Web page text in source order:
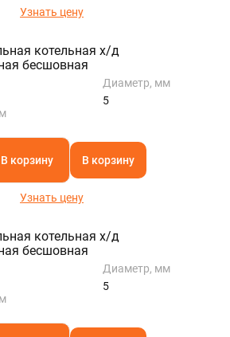
Узнать цену
котельная х/д
бесшовная
Диаметр, мм
5
В корзину В корзину
Узнать цену
котельная х/д
бесшовная
Диаметр, мм
5